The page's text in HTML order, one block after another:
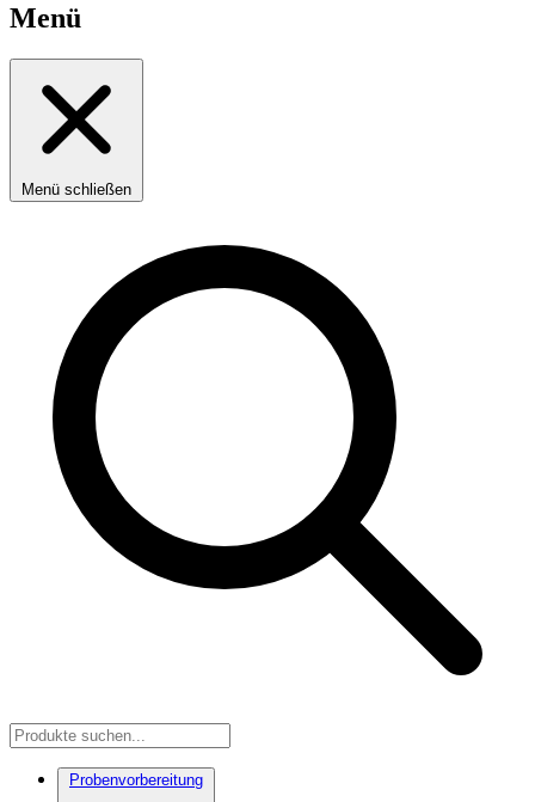
Menü
Menü schließen
Probenvorbereitung